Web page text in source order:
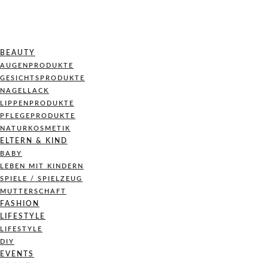
BEAUTY
AUGENPRODUKTE
GESICHTSPRODUKTE
NAGELLACK
LIPPENPRODUKTE
PFLEGEPRODUKTE
NATURKOSMETIK
ELTERN & KIND
BABY
LEBEN MIT KINDERN
SPIELE / SPIELZEUG
MUTTERSCHAFT
FASHION
LIFESTYLE
LIFESTYLE
DIY
EVENTS